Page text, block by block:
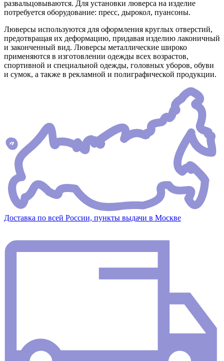
развальцовываются. Для установки люверса на изделие
потребуется оборудование: пресс, дырокол, пуансоны.
Люверсы используются для оформления круглых отверстий,
предотвращая их деформацию, придавая изделию лаконичный
и законченный вид. Люверсы металлические широко
применяются в изготовлении одежды всех возрастов,
спортивной и специальной одежды, головных уборов, обуви
и сумок, а также в рекламной и полиграфической продукции.
Доставка по всей России, пункты выдачи в Москве